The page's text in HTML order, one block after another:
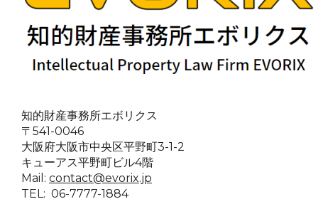
知的財産事務所エボリクス
〒541-0046
大阪府大阪市中央区平野町3-1-2
キューアス平野町ビル4階
Mail: contact@evorix.jp
TEL: 06-7777-1884